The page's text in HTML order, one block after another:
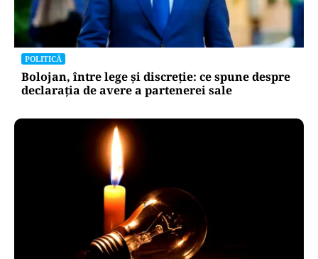
POLITICĂ
Bolojan, între lege și discreție: ce spune despre
declarația de avere a partenerei sale